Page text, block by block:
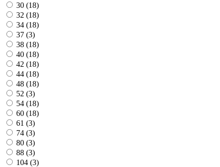
30 (18)
32 (18)
34 (18)
37 (3)
38 (18)
40 (18)
42 (18)
44 (18)
48 (18)
52 (3)
54 (18)
60 (18)
61 (3)
74 (3)
80 (3)
88 (3)
104 (3)